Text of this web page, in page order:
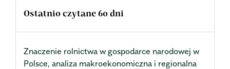
Ostatnio czytane 60 dni
Znaczenie rolnictwa w gospodarce narodowej w
Polsce, analiza makroekonomiczna i regionalna